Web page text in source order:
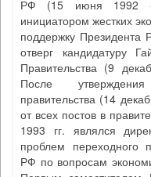
РФ (15 июня 1992 -
инициатором жестких
поддержку Президента
отверг кандидатуру
Правительства (9
После
правительства (14
от всех постов в
1993 гг. являлся
проблем переходного
РФ по вопросам